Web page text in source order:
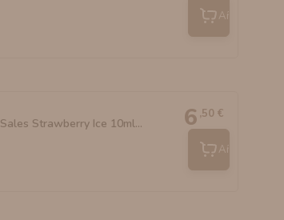
Añadir
Sales Strawberry Ice 10ml... 6 ,50 €
Añadir